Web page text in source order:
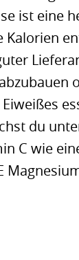
ist eine
Kalorien
du
C wie